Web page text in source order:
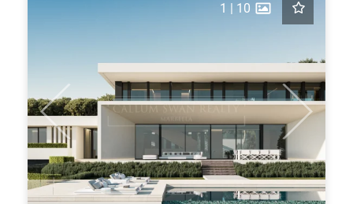
Previous Next
1 | 10